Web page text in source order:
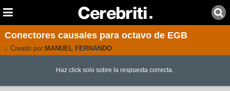
Conectores causales para octavo de EGB
Creado por: MANUEL FERNANDO
Haz click solo sobre la respuesta correcta.